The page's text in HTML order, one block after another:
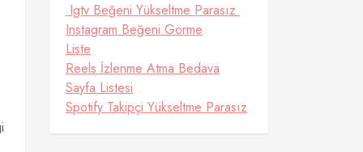
Igtv Beğeni Yükseltme Parasız
Instagram Beğeni Görme
Liste
Reels İzlenme Atma Bedava
Sayfa Listesi
Spotify Takipçi Yükseltme Parasız